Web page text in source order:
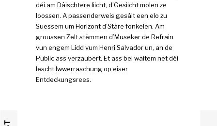
déi am Däischtere liicht, d’Gesiicht molen ze
loossen. A passenderweis gesäit een elo zu
Suessem um Horizont d’Stäre fonkelen. Am
groussen Zelt stëmmen d’Museker de Refrain
vun engem Lidd vum Henri Salvador un, an de
Public ass verzaubert. Et ass bei wäitem net déi
lescht Iwwerraschung op eiser
Entdeckungsrees.